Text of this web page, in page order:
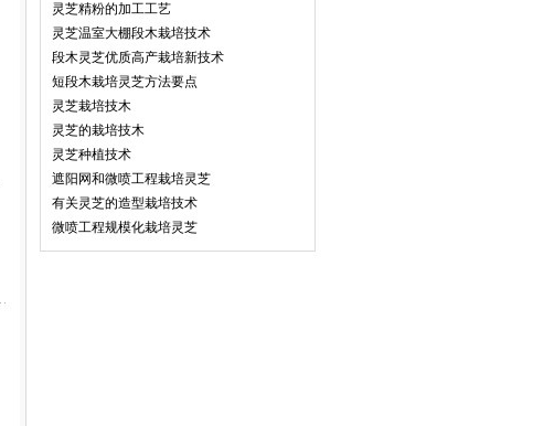
灵芝精粉的加工工艺
灵芝温室大棚段木栽培技术
段木灵芝优质高产栽培新技术
短段木栽培灵芝方法要点
灵芝栽培技木
灵芝的栽培技木
灵芝种植技术
遮阳网和微喷工程栽培灵芝
有关灵芝的造型栽培技术
微喷工程规模化栽培灵芝